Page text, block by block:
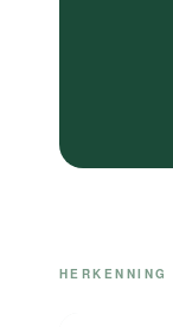
HERKENNING